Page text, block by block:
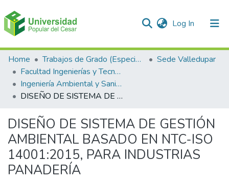
Log In (current)
Communities & Collections
All of DSpace
Statistics
Home Trabajos de Grado (Especializaciones y Pregrados)
Sede Valledupar
Facultad Ingenierías y Tecnologías
Ingeniería Ambiental y Sanitaria.
DISEÑO DE SISTEMA DE GESTIÓN AMBIENTAL BASADO EN NTC-ISO 14001:2015, PARA INDUSTRIAS PANADERÍA
DISEÑO DE SISTEMA DE GESTIÓN
AMBIENTAL BASADO EN NTC-ISO
14001:2015, PARA INDUSTRIAS
PANADERÍA